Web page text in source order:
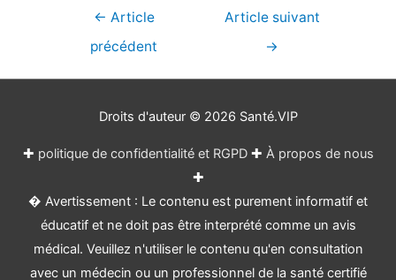
Navigation
← Article
précédent
Article suivant
→
Droits d'auteur © 2026 Santé.VIP
✚ politique de confidentialité et RGPD✚ À propos de nous
✚
� Avertissement : Le contenu est purement informatif et
éducatif et ne doit pas être interprété comme un avis
médical. Veuillez n'utiliser le contenu qu'en consultation
avec un médecin ou un professionnel de la santé certifié